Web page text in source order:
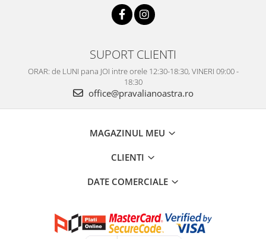
SUPORT CLIENTI
ORAR: de LUNI pana JOI intre orele 12:30-18:30, VINERI 09:00 -
18:30
office@pravalianoastra.ro
MAGAZINUL MEU
CLIENTI
DATE COMERCIALE